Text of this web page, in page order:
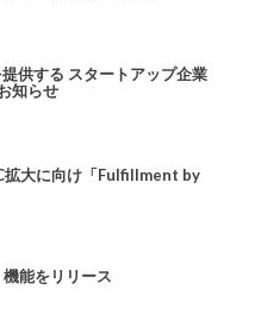
供する スタートアップ企業
知らせ
拡大に向け「Fulfillment by
能をリリース